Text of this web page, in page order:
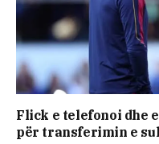
Flick e telefonoi dhe
për transferimin e